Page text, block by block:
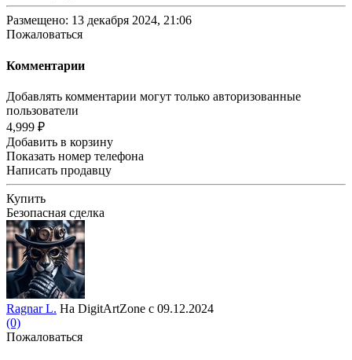
Размещено: 13 декабря 2024, 21:06
Пожаловаться
Комментарии
Добавлять комментарии могут только авторизованные
пользователи
4,999 ₽
Добавить в корзину
Показать номер телефона
Написать продавцу
Купить
Безопасная сделка
Ragnar L. На DigitArtZone с 09.12.2024
(0)
Пожаловаться